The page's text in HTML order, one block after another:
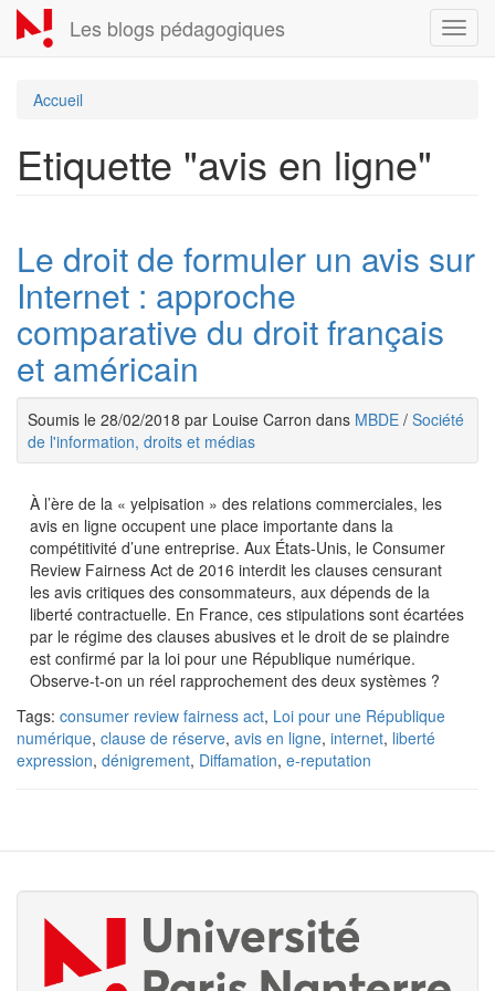
Aller
au
contenu
Les blogs pédagogiques
Accueil
Etiquette "avis en ligne"
Le droit de formuler un avis sur
Internet : approche
comparative du droit français
et américain
Soumis le 28/02/2018 par Louise Carron dans MBDE / Société
de l'information, droits et médias
À l’ère de la « yelpisation » des relations commerciales, les
avis en ligne occupent une place importante dans la
compétitivité d’une entreprise. Aux États-Unis, le Consumer
Review Fairness Act de 2016 interdit les clauses censurant
les avis critiques des consommateurs, aux dépends de la
liberté contractuelle. En France, ces stipulations sont écartées
par le régime des clauses abusives et le droit de se plaindre
est confirmé par la loi pour une République numérique.
Observe-t-on un réel rapprochement des deux systèmes ?
Tags: consumer review fairness act, Loi pour une République
numérique, clause de réserve, avis en ligne, internet, liberté
expression, dénigrement, Diffamation, e-reputation